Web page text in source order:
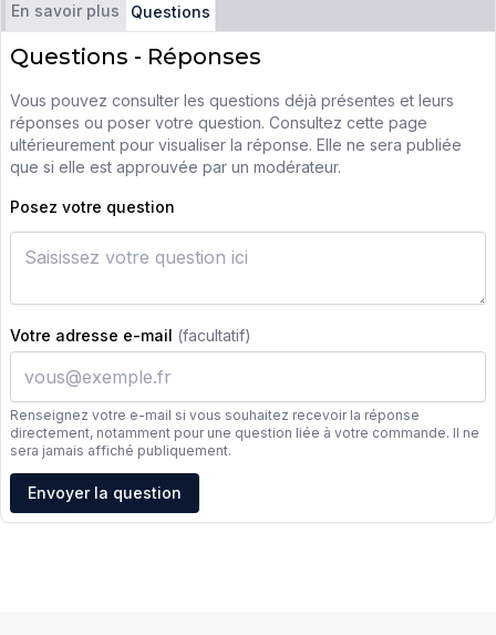
En savoir plus Questions
Questions - Réponses
Vous pouvez consulter les questions déjà présentes et leurs
réponses ou poser votre question. Consultez cette page
ultérieurement pour visualiser la réponse. Elle ne sera publiée
que si elle est approuvée par un modérateur.
Posez votre question
Votre adresse e-mail (facultatif)
Renseignez votre e-mail si vous souhaitez recevoir la réponse
directement, notamment pour une question liée à votre commande. Il ne
sera jamais affiché publiquement.
Adresse e-mail
Envoyer la question